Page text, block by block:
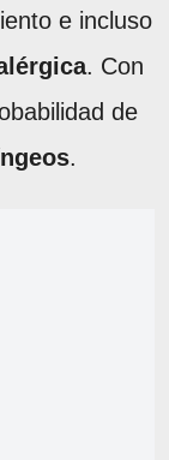
e incluso
. Con
de
.